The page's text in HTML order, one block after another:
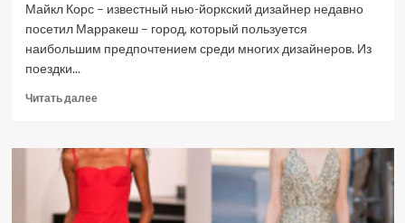
Майкл Корс – известный нью-йоркский дизайнер недавно
посетил Марракеш – город, который пользуется
наибольшим предпочтением среди многих дизайнеров. Из
поездки...
Читать далееПрочитать
Модная
женская
одежда
сезона